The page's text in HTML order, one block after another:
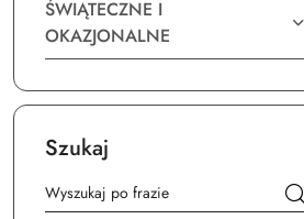
ŚWIĄTECZNE I
OKAZJONALNE
Szukaj